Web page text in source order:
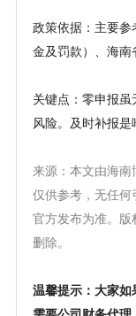
政策依据：主要参
金及罚款）、海南
关键点：零申报虽
风险。及时补报是
来源：本文由海南
仅供参考，无任何
官方发布为准。版
删除。
温馨提示：大家如